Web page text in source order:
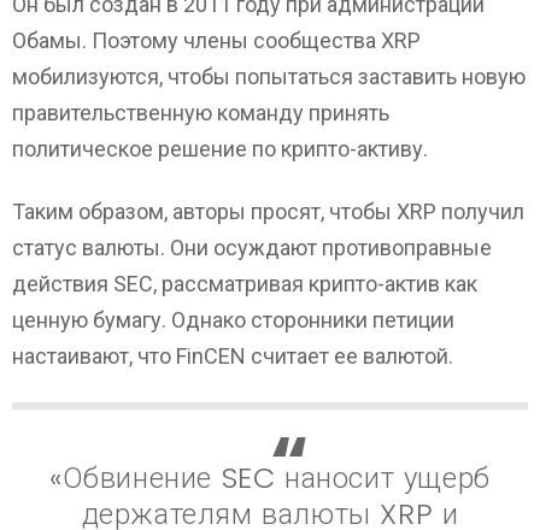
Обамы. Поэтому члены сообщества XRP
мобилизуются, чтобы попытаться заставить новую
правительственную команду принять
политическое решение по крипто-активу.
Таким образом, авторы просят, чтобы XRP получил
статус валюты. Они осуждают противоправные
действия SEC, рассматривая крипто-актив как
ценную бумагу. Однако сторонники петиции
настаивают, что FinCEN считает ее валютой.
«Обвинение SEC наносит ущерб
держателям валюты XRP и